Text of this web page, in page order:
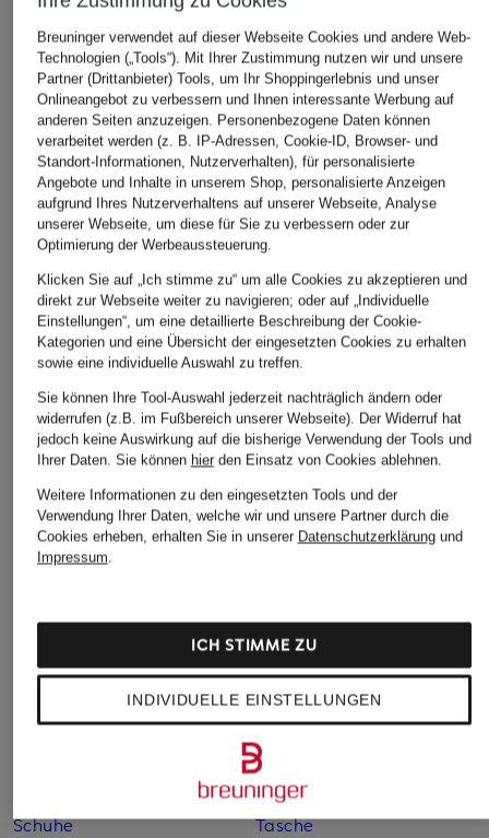
+Aktionsrabatt
McQUEEN
Kartenetui
150 €
Bestpreis:200 €
Ursprünglich:350 €
+Aktionsrabatt
Palm Angels
Track Pants
300 €
Bestpreis:255 €
Ursprünglich:645 €
STONE
Sweatshirt
260 €
Weitere Kategorien
Alexander McQUEEN
Boots
Alexander McQUEEN
Damen
Herren
Alexander McQUEEN
Alexander McQUEEN
Schuhe
Alexander McQUEEN
Schuhe Herren
Alexander McQUEEN
Sneaker
Alexander McQUEEN
Sneaker Schwarz
Alexander McQUEEN
Sneaker weiß
Alexander McQUEEN
Tasche
Breuninger verwendet auf dieser Webseite Cookies und andere Web-
Technologien („Tools“). Mit Ihrer Zustimmung nutzen wir und unsere
Partner (Drittanbieter) Tools, um Ihr Shoppingerlebnis und unser
Onlineangebot zu verbessern und Ihnen interessante Werbung auf
anderen Seiten anzuzeigen. Personenbezogene Daten können
verarbeitet werden (z. B. IP-Adressen, Cookie-ID, Browser- und
Standort-Informationen, Nutzerverhalten), für personalisierte
Angebote und Inhalte in unserem Shop, personalisierte Anzeigen
aufgrund Ihres Nutzerverhaltens auf unserer Webseite, Analyse
unserer Webseite, um diese für Sie zu verbessern oder zur
Optimierung der Werbeaussteuerung.
Klicken Sie auf „Ich stimme zu“ um alle Cookies zu akzeptieren und
direkt zur Webseite weiter zu navigieren; oder auf „Individuelle
Einstellungen“, um eine detaillierte Beschreibung der Cookie-
Kategorien und eine Übersicht der eingesetzten Cookies zu erhalten
sowie eine individuelle Auswahl zu treffen.
Sie können Ihre Tool-Auswahl jederzeit nachträglich ändern oder
widerrufen (z.B. im Fußbereich unserer Webseite). Der Widerruf hat
jedoch keine Auswirkung auf die bisherige Verwendung der Tools und
Ihrer Daten. Sie können hierden Einsatz von Cookies ablehnen.
Weitere Informationen zu den eingesetzten Tools und der
Verwendung Ihrer Daten, welche wir und unsere Partner durch die
Cookies erheben, erhalten Sie in unserer Datenschutzerklärungund
Impressum.
INDIVIDUELLE EINSTELLUNGEN
ICH STIMME ZU